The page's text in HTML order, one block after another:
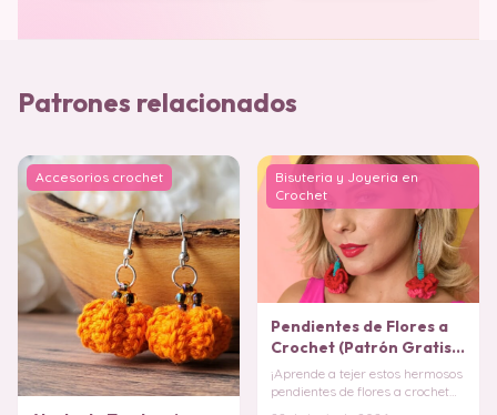
Patrones relacionados
Accesorios crochet
Bisuteria y Joyeria en
Crochet
Pendientes de Flores a
Crochet (Patrón Gratis)
¡Aprende a tejer estos hermosos
pendientes de flores a crochet